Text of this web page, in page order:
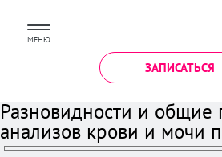
МЕНЮ
ЗАПИСАТЬСЯ
Разновидности и общие
анализов крови и мочи